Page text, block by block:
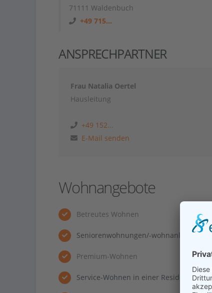
71111 Waldenbuch
+49 715...
ANSPRECHPARTNER
Frau Natalia Oertel
Hausleitung
+49 152...
E-Mail senden
Wohnangebote
Betreutes Wohnen
Seniorenwohnungen/-wohnanlage
Premium-Wohnen
Service-Wohnen in einer Residenz